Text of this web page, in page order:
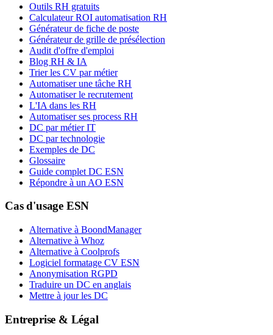
Outils RH gratuits
Calculateur ROI automatisation RH
Générateur de fiche de poste
Générateur de grille de présélection
Audit d'offre d'emploi
Blog RH & IA
Trier les CV par métier
Automatiser une tâche RH
Automatiser le recrutement
L'IA dans les RH
Automatiser ses process RH
DC par métier IT
DC par technologie
Exemples de DC
Glossaire
Guide complet DC ESN
Répondre à un AO ESN
Cas d'usage ESN
Alternative à BoondManager
Alternative à Whoz
Alternative à Coolprofs
Logiciel formatage CV ESN
Anonymisation RGPD
Traduire un DC en anglais
Mettre à jour les DC
Entreprise & Légal